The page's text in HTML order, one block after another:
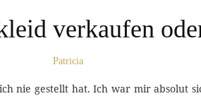
verkaufen
Patricia
nie gestellt hat. Ich war mir absolut